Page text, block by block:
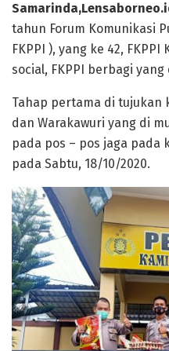
tahun Forum Komunikasi
FKPPI ), yang ke 42,
social, FKPPI berbagi
Tahap pertama di tujukan
dan Warakawuri yang di
pada pos – pos jaga pada
pada Sabtu, 18/10/2020.